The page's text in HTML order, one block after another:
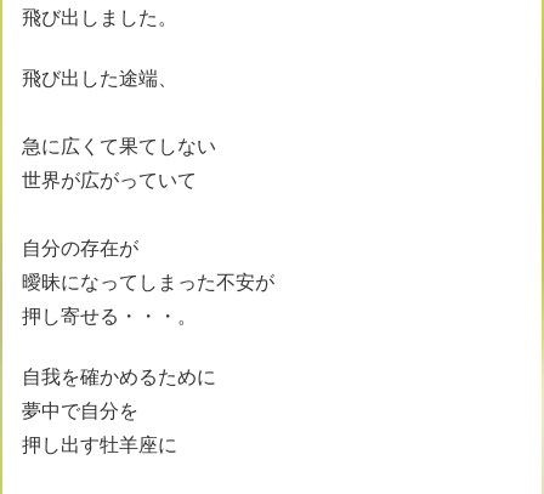
飛び出しました。
飛び出した途端、
急に広くて果てしない
世界が広がっていて
自分の存在が
曖昧になってしまった不安が
押し寄せる・・・。
自我を確かめるために
夢中で自分を
押し出す牡羊座に